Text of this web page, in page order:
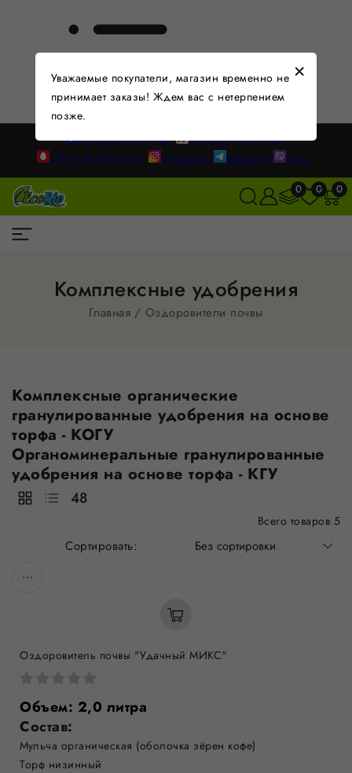
+375 25 687-77-47
+375 29 687-77-47
+375 29 772-73-77
instagram telegram viber
×
Уважаемые покупатели, магазин временно не
принимает заказы! Ждем вас с нетерпением
позже.
0 0 0
Комплексные удобрения
Главная Оздоровители почвы
Комплексные органические
гранулированные удобрения на основе
торфа - КОГУ
Органоминеральные гранулированные
удобрения на основе торфа - КГУ
Без сортировки
Всего товаров 5
48
Оздоровитель почвы "Удачный МИКС"
Объем: 2,0 литра
Состав:
Мульча органическая (оболочка зёрен кофе)
Торф низинный